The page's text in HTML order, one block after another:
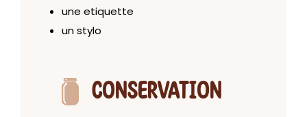
une etiquette
un stylo
CONSERVATION